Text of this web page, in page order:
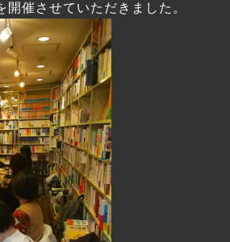
開催させていただきました。